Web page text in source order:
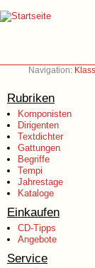
Navigation:
Rubriken
Komponisten
Dirigenten
Textdichter
Gattungen
Begriffe
Tempi
Jahrestage
Kataloge
Einkaufen
CD-Tipps
Angebote
Service